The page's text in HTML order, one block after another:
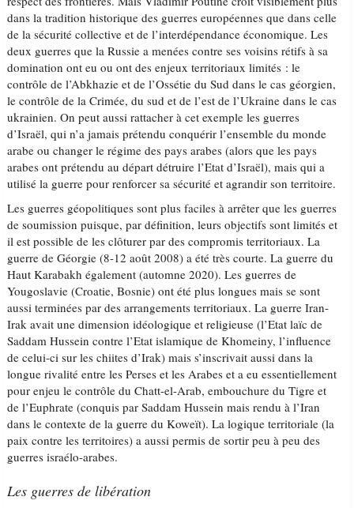
dans la tradition historique des guerres européennes que dans celle
de la sécurité collective et de l’interdépendance économique. Les
deux guerres que la Russie a menées contre ses voisins rétifs à sa
domination ont eu ou ont des enjeux territoriaux limités : le
contrôle de l’Abkhazie et de l’Ossétie du Sud dans le cas géorgien,
le contrôle de la Crimée, du sud et de l’est de l’Ukraine dans le cas
ukrainien. On peut aussi rattacher à cet exemple les guerres
d’Israël, qui n’a jamais prétendu conquérir l’ensemble du monde
arabe ou changer le régime des pays arabes (alors que les pays
arabes ont prétendu au départ détruire l’Etat d’Israël), mais qui a
utilisé la guerre pour renforcer sa sécurité et agrandir son territoire.
Les guerres géopolitiques sont plus faciles à arrêter que les guerres
de soumission puisque, par définition, leurs objectifs sont limités et
il est possible de les clôturer par des compromis territoriaux. La
guerre de Géorgie (8-12 août 2008) a été très courte. La guerre du
Haut Karabakh également (automne 2020). Les guerres de
Yougoslavie (Croatie, Bosnie) ont été plus longues mais se sont
aussi terminées par des arrangements territoriaux. La guerre Iran-
Irak avait une dimension idéologique et religieuse (l’Etat laïc de
Saddam Hussein contre l’Etat islamique de Khomeiny, l’influence
de celui-ci sur les chiites d’Irak) mais s’inscrivait aussi dans la
longue rivalité entre les Perses et les Arabes et a eu essentiellement
pour enjeu le contrôle du Chatt-el-Arab, embouchure du Tigre et
de l’Euphrate (conquis par Saddam Hussein mais rendu à l’Iran
dans le contexte de la guerre du Koweït). La logique territoriale (la
paix contre les territoires) a aussi permis de sortir peu à peu des
guerres israélo-arabes.
Les guerres de libération